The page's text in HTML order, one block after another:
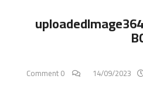
14/09/2023